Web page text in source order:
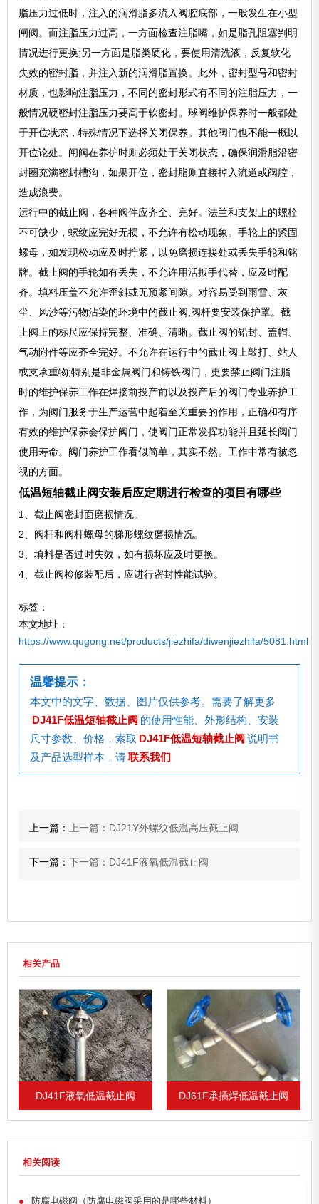
脂压力过低时，注入的润滑脂多流入阀腔底部，一般发生在小型
闸阀。而注脂压力过高，一方面检查注脂嘴，如是脂孔阻塞判明
情况进行更换;另一方面是脂类硬化，要使用清洗液，反复软化
失效的密封脂，并注入新的润滑脂置换。此外，密封型号和密封
材质，也影响注脂压力，不同的密封形式有不同的注脂压力，一
般情况硬密封注脂压力要高于软密封。球阀维护保养时一般都处
于开位状态，特殊情况下选择关闭保养。其他阀门也不能一概以
开位论处。闸阀在养护时则必须处于关闭状态，确保润滑脂沿密
封圈充满密封槽沟，如果开位，密封脂则直接掉入流道或阀腔，
造成浪费。
运行中的截止阀，各种阀件应齐全、完好。法兰和支架上的螺栓
不可缺少，螺纹应完好无损，不允许有松动现象。手轮上的紧固
螺母，如发现松动应及时拧紧，以免磨损连接处或丢失手轮和铭
牌。截止阀的手轮如有丢失，不允许用活扳手代替，应及时配
齐。填料压盖不允许歪斜或无预紧间隙。对容易受到雨雪、灰
尘、风沙等污物沾染的环境中的截止阀,阀杆要安装保护罩。截
止阀上的标尺应保持完整、准确、清晰。截止阀的铅封、盖帽、
气动附件等应齐全完好。不允许在运行中的截止阀上敲打、站人
或支承重物;特别是非金属阀门和铸铁阀门，更要禁止阀门注脂
时的维护保养工作在焊接前投产前以及投产后的阀门专业养护工
作，为阀门服务于生产运营中起着至关重要的作用，正确和有序
有效的维护保养会保护阀门，使阀门正常发挥功能并且延长阀门
使用寿命。阀门养护工作看似简单，其实不然。工作中常有被忽
视的方面。
低温短轴截止阀安装后应定期进行检查的项目有哪些
1、截止阀密封面磨损情况。
2、阀杆和阀杆螺母的梯形螺纹磨损情况。
3、填料是否过时失效，如有损坏应及时更换。
4、截止阀检修装配后，应进行密封性能试验。
标签：
本文地址：
https://www.qugong.net/products/jiezhifa/diwenjiezhifa/5081.html
温馨提示：
本文中的文字、数据、图片仅供参考。需要了解更多
DJ41F低温短轴截止阀 的使用性能、外形结构、安装
尺寸参数、价格，索取 DJ41F低温短轴截止阀 说明书
及产品选型样本，请联系我们
上一篇：上一篇：DJ21Y外螺纹低温高压截止阀
下一篇：下一篇：DJ41F液氧低温截止阀
相关产品
DJ41F液氧低温截止阀 DJ61F承插焊低温截止阀
相关阅读
● 防腐电磁阀（防腐电磁阀采用的是哪些材料）